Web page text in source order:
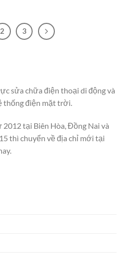
2 3
sửa chữa điện thoại di động và
thống điện mặt trời.
tại Biên Hòa, Đồng Nai và
thì chuyển về địa chỉ mới tại